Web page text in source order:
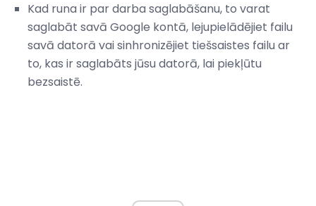
Kad runa ir par darba saglabāšanu, to varat
saglabāt savā Google kontā, lejupielādējiet failu
savā datorā vai sinhronizējiet tiešsaistes failu ar
to, kas ir saglabāts jūsu datorā, lai piekļūtu
bezsaistē.